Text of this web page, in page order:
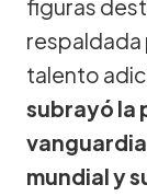
figuras
respaldada
talento
subrayó la
mundial y